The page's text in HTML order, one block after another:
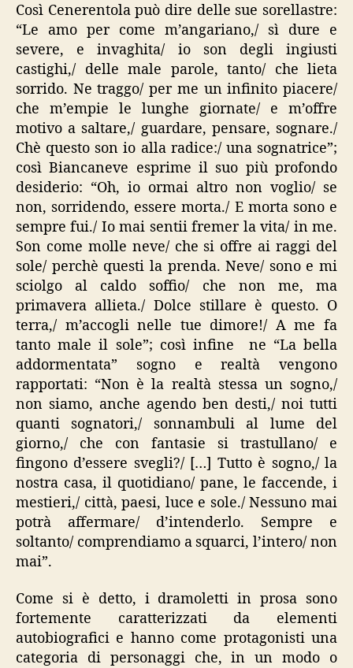
Così Cenerentola può dire delle sue sorellastre:
“Le amo per come m’angariano,/ sì dure e
severe, e invaghita/ io son degli ingiusti
castighi,/ delle male parole, tanto/ che lieta
sorrido. Ne traggo/ per me un infinito piacere/
che m’empie le lunghe giornate/ e m’offre
motivo a saltare,/ guardare, pensare, sognare./
Chè questo son io alla radice:/ una sognatrice”;
così Biancaneve esprime il suo più profondo
desiderio: “Oh, io ormai altro non voglio/ se
non, sorridendo, essere morta./ E morta sono e
sempre fui./ Io mai sentii fremer la vita/ in me.
Son come molle neve/ che si offre ai raggi del
sole/ perchè questi la prenda. Neve/ sono e mi
sciolgo al caldo soffio/ che non me, ma
primavera allieta./ Dolce stillare è questo. O
terra,/ m’accogli nelle tue dimore!/ A me fa
tanto male il sole”; così infine ne “La bella
addormentata” sogno e realtà vengono
rapportati: “Non è la realtà stessa un sogno,/
non siamo, anche agendo ben desti,/ noi tutti
quanti sognatori,/ sonnambuli al lume del
giorno,/ che con fantasie si trastullano/ e
fingono d’essere svegli?/ […] Tutto è sogno,/ la
nostra casa, il quotidiano/ pane, le faccende, i
mestieri,/ città, paesi, luce e sole./ Nessuno mai
potrà affermare/ d’intenderlo. Sempre e
soltanto/ comprendiamo a squarci, l’intero/ non
mai”.
Come si è detto, i dramoletti in prosa sono
fortemente caratterizzati da elementi
autobiografici e hanno come protagonisti una
categoria di personaggi che, in un modo o